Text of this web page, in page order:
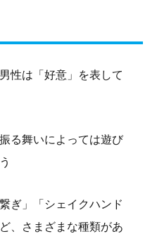
性は「好意」を表して
る舞いによっては遊び
ぎ」「シェイクハンド
、さまざまな種類があ